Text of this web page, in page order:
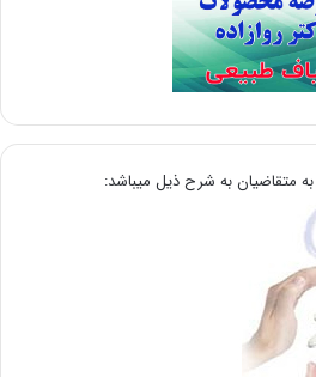
متقاضیان به شرح ذیل میباشد: